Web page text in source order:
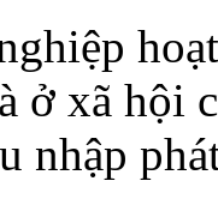
ở xã hội
nhập